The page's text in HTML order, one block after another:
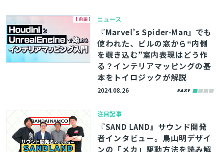
ニュース
『Marvel’s Spider-Man』でも
使われた、ビルの窓から“内側
を覗き込む”室内表現はどう作
る？インテリアマッピングの基
本をトイロジックが解説
2024.08.26
注目記事
『SAND LAND』サウンド開発
者インタビュー。鳥山明デザイ
ンの「メカ」駆動方法を読み解